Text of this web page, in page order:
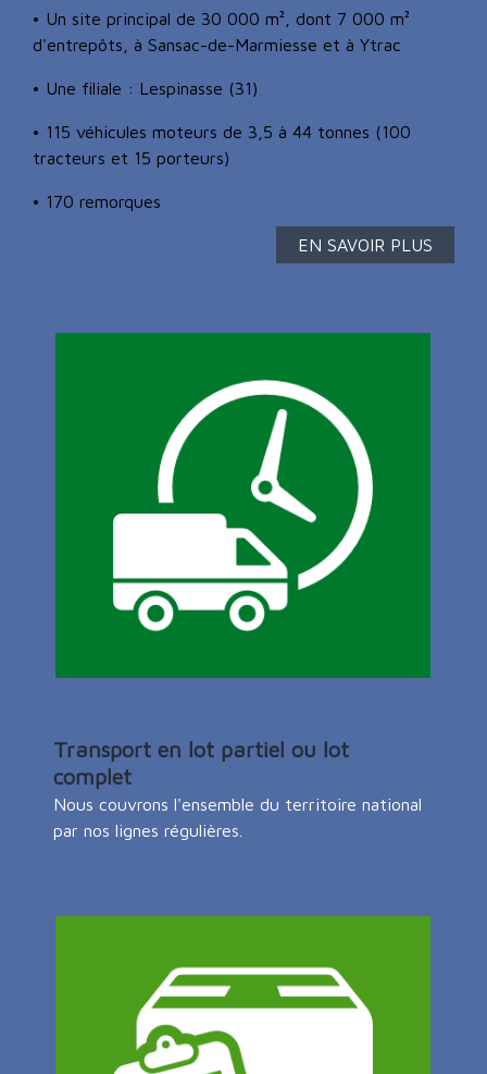
• Un site principal de 30 000 m², dont 7 000 m²
d'entrepôts, à Sansac-de-Marmiesse et à Ytrac
• Une filiale : Lespinasse (31)
• 115 véhicules moteurs de 3,5 à 44 tonnes (100
tracteurs et 15 porteurs)
• 170 remorques
EN SAVOIR PLUS
Transport en lot partiel ou lot
complet
Nous couvrons l'ensemble du territoire national
par nos lignes régulières.